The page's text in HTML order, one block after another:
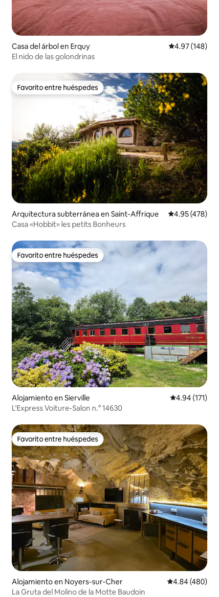
Casa del árbol en Erquy Calificación
4.97 (148)
El nido de las golondrinas
Favorito entre huéspedes
Favorito entre huéspedes
Arquitectura subterránea en Saint-Affrique Calificación
4.95 (478)
Casa «Hobbit» les petits Bonheurs
Favorito entre huéspedes
Favorito entre huéspedes
Alojamiento en Sierville Calificación
4.94 (171)
L'Express Voiture-Salon n.° 14630
Favorito entre huéspedes
Favorito entre huéspedes
Alojamiento en Noyers-sur-Cher Calificación
4.84 (480)
La Gruta del Molino de la Motte Baudoin